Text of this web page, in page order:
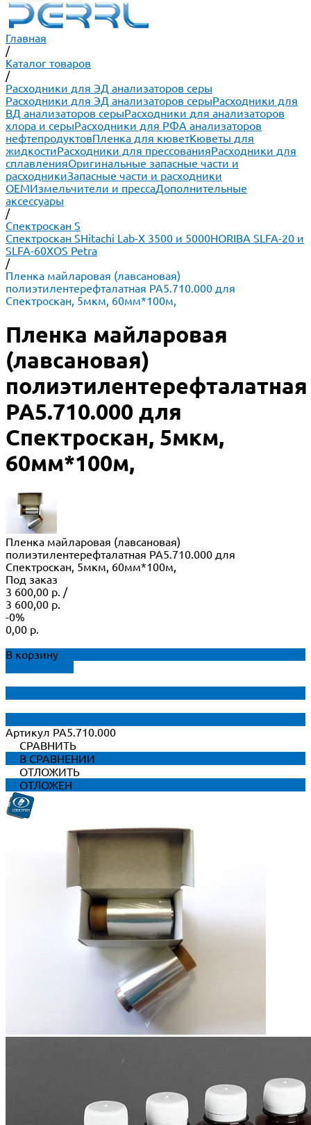
Главная
/
Каталог товаров
/
Расходники для ЭД анализаторов серы
Расходники для ЭД анализаторов серыРасходники для
ВД анализаторов серыРасходники для анализаторов
хлора и серыРасходники для РФА анализаторов
нефтепродуктовПленка для кюветКюветы для
жидкостиРасходники для прессованияРасходники для
сплавленияОригинальные запасные части и
расходникиЗапасные части и расходники
ОЕМИзмельчители и прессаДополнительные
аксессуары
/
Спектроскан S
Спектроскан SHitachi Lab-X 3500 и 5000HORIBA SLFA-20 и
SLFA-60XOS Petra
/
Пленка майларовая (лавсановая)
полиэтилентерефталатная РА5.710.000 для
Спектроскан, 5мкм, 60мм*100м,
Пленка майларовая
(лавсановая)
полиэтилентерефталатная
РА5.710.000 для
Спектроскан, 5мкм,
60мм*100м,
Пленка майларовая (лавсановая)
полиэтилентерефталатная РА5.710.000 для
Спектроскан, 5мкм, 60мм*100м,
Под заказ
3 600,00 р. /
3 600,00 р.
-0%
0,00 р.
В корзину
Артикул РА5.710.000
СРАВНИТЬ
В СРАВНЕНИИ
ОТЛОЖИТЬ
ОТЛОЖЕН